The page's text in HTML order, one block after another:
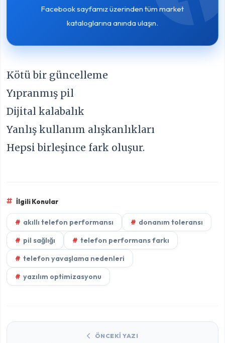
Facebook sayfamız üzerinden tüm market
kataloglarına anında ulaşın.
Kötü bir güncelleme
Yıpranmış pil
Dijital kalabalık
Yanlış kullanım alışkanlıkları
Hepsi birleşince fark oluşur.
İlgili Konular
akıllı telefon performansı
donanım toleransı
pil sağlığı
telefon performans farkı
telefon yavaşlama nedenleri
yazılım optimizasyonu
ÖNCEKI YAZI